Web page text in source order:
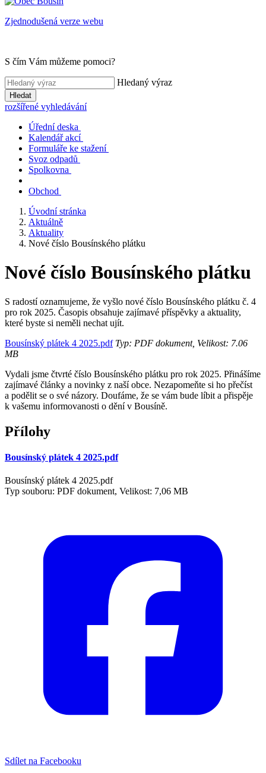
Zjednodušená verze webu
S čím Vám můžeme pomoci?
Hledaný výraz
Hledat
rozšířené vyhledávání
Úřední deska
Kalendář akcí
Formuláře ke stažení
Svoz odpadů
Spolkovna
Obchod
Úvodní stránka
Aktuálně
Aktuality
Nové číslo Bousínského plátku
Nové číslo Bousínského plátku
S radostí oznamujeme, že vyšlo nové číslo Bousínského plátku č. 4
pro rok 2025. Časopis obsahuje zajímavé příspěvky a aktuality,
které byste si neměli nechat ujít.
Bousínský plátek 4 2025.pdfTyp: PDF dokument, Velikost: 7.06
MB
Vydali jsme čtvrté číslo Bousínského plátku pro rok 2025. Přinášíme
zajímavé články a novinky z naší obce. Nezapomeňte si ho přečíst
a podělit se o své názory. Doufáme, že se vám bude líbit a přispěje
k vašemu informovanosti o dění v Bousíně.
Přílohy
Bousínský plátek 4 2025.pdf
Bousínský plátek 4 2025.pdf
Typ souboru: PDF dokument, Velikost: 7,06 MB
Sdílet na Facebooku